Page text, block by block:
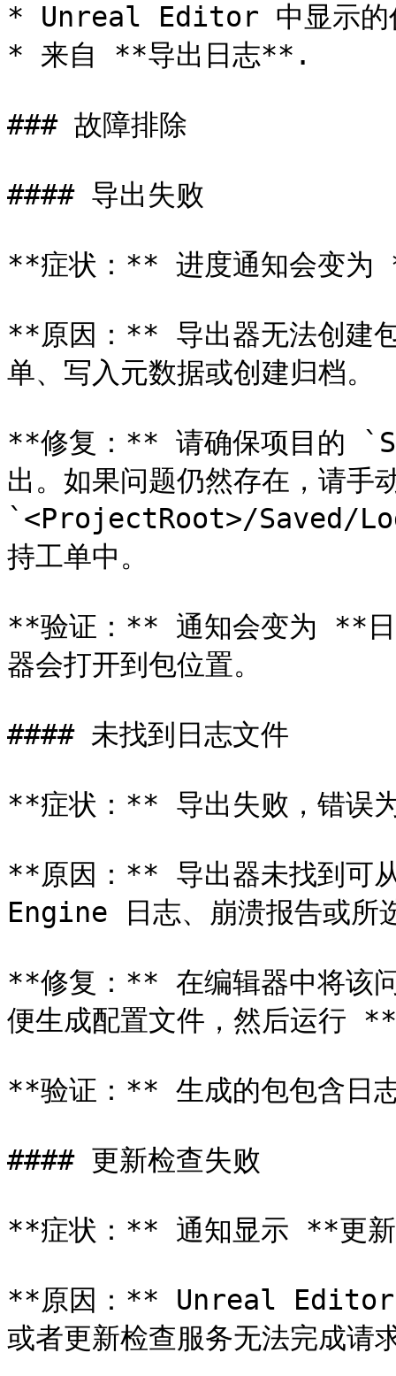
* Unreal Editor 中显示的
* 来自 **导出日志**.
### 故障排除
#### 导出失败
**症状：** 进度通知会变
**原因：** 导出器无法创建
单、写入元数据或创建归档。
**修复：** 请确保项目的
出。如果问题仍然存在，请手
`<ProjectRoot>/Saved/
持工单中。
**验证：** 通知会变为 **日
器会打开到包位置。
#### 未找到日志文件
**症状：** 导出失败，错误
**原因：** 导出器未找到可
Engine 日志、崩溃报告或所
**修复：** 在编辑器中将该
便生成配置文件，然后运行
**验证：** 生成的包包含日
#### 更新检查失败
**症状：** 通知显示 **更
**原因：** Unreal Editor
或者更新检查服务无法完成请